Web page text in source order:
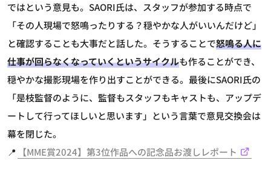
ではという意見も。SAORI氏は、スタッフが参加する時点で
「その人現場で怒鳴ったりする？穏やかな人がいいんだけど」
と確認することも大事だと話した。そうすることで怒鳴る人に
仕事が回らなくなっていくというサイクルも作ることができ、
穏やかな撮影現場を作り出すことができる。最後にSAORI氏の
「是枝監督のように、監督もスタッフもキャストも、アップデ
ートして行ってほしいと思います」という言葉で意見交換会は
幕を閉じた。
📍
【MME賞2024】第3位作品への記念品お渡しレポート